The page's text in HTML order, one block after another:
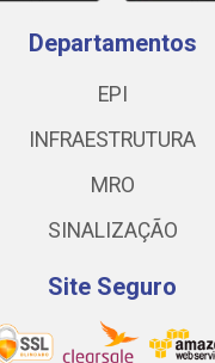
Departamentos
EPI
INFRAESTRUTURA
MRO
SINALIZAÇÃO
Site Seguro